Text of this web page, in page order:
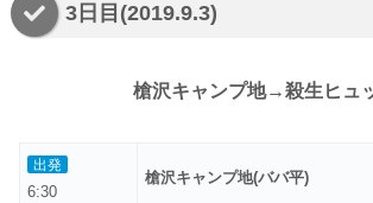
3日目(2019.9.3)
槍沢キャンプ地→殺生ヒュ
出発
6:30
槍沢キャンプ地(ババ平)